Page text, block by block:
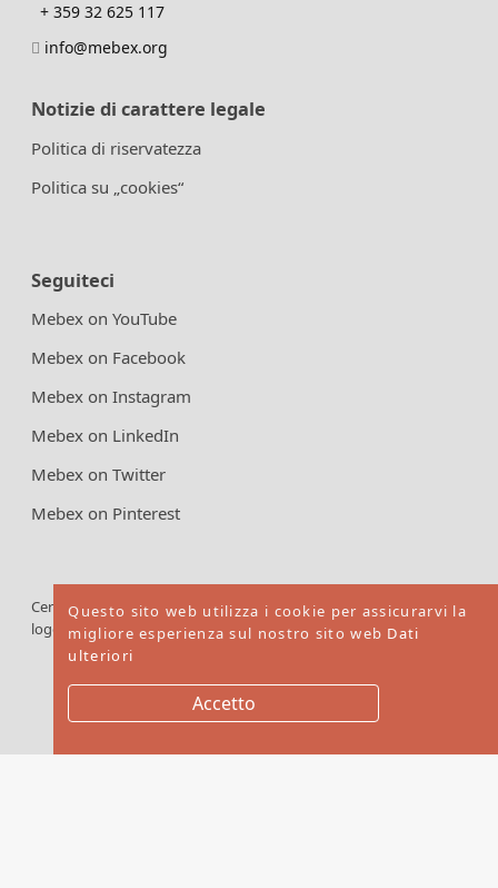
+ 359 32 625 117
info@mebex.org
Notizie di carattere legale
Politica di riservatezza
Politica su „cookies“
Seguiteci
Mebex on YouTube
Mebex on Facebook
Mebex on Instagram
Mebex on LinkedIn
Mebex on Twitter
Mebex on Pinterest
Cercare il
logo FSC
®dei
certificati
FSC
® prodotti
Questo sito web utilizza i cookie per assicurarvi la
migliore esperienza sul nostro sito web Dati
ulteriori
Accetto